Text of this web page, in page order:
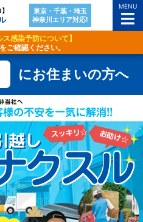
東京・千葉・埼玉
神奈川エリア対応!
MENU
ス感染予防について】
をご確認ください。
にお住まいの方へ
当社へ
の不安を一気に解消!!
越し
クスル
スッキリ☆ お助け☆